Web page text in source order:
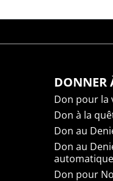
DONNER
Don pour la
Don à la
Don au
Don au
automatique
Don pour